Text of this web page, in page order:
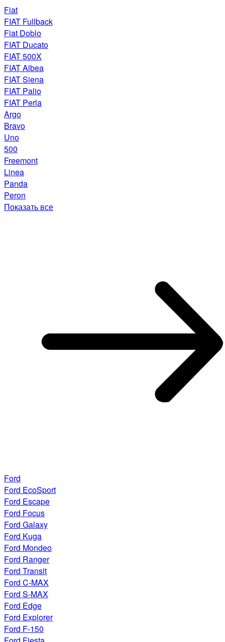
Fiat
FIAT Fullback
Fiat Doblo
FIAT Ducato
FIAT 500X
FIAT Albea
FIAT Siena
FIAT Palio
FIAT Perla
Argo
Bravo
Uno
500
Freemont
Linea
Panda
Peron
Показать все
Ford
Ford EcoSport
Ford Escape
Ford Focus
Ford Galaxy
Ford Kuga
Ford Mondeo
Ford Ranger
Ford Transit
Ford C-MAX
Ford S-MAX
Ford Edge
Ford Explorer
Ford F-150